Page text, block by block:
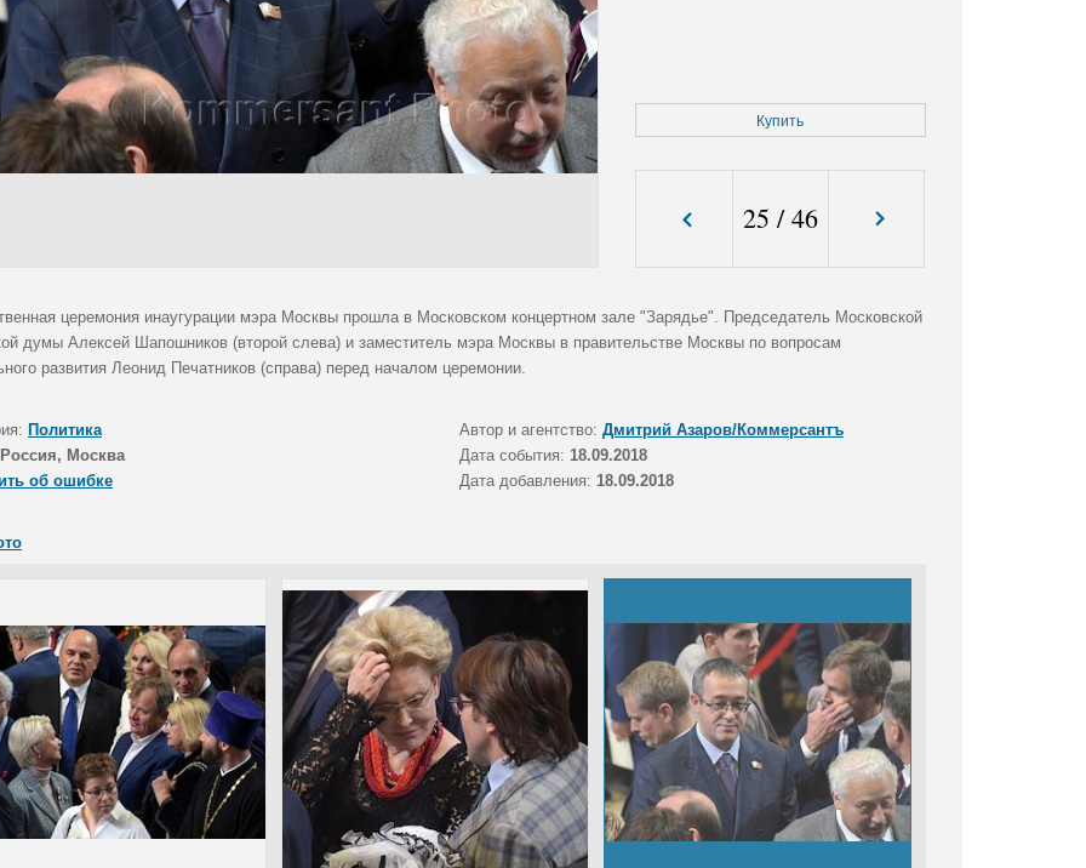
Купить
25 /46
церемония инаугурации мэра Москвы прошла в Московском концертном зале "Зарядье". Председатель Московской
думы Алексей Шапошников (второй слева) и заместитель мэра Москвы в правительстве Москвы по вопросам
развития Леонид Печатников (справа) перед началом церемонии.
Политика Автор и агентство: Дмитрий Азаров/Коммерсантъ
Россия, Москва Дата события: 18.09.2018
об ошибке
Дата добавления: 18.09.2018